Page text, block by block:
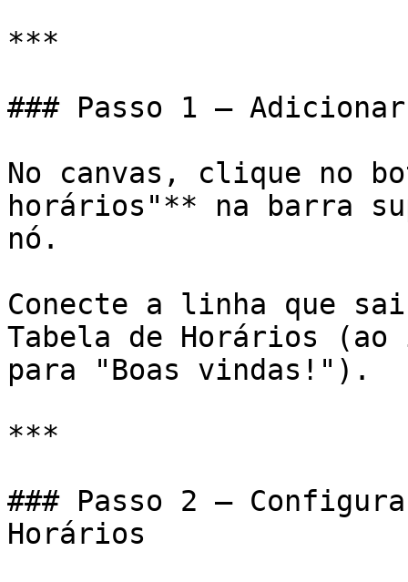
***
### Passo 1 —
No canvas, clique no
horários"** na barra
nó.
Conecte a linha que
Tabela de Horários
para "Boas vindas!").
***
### Passo 2 —
Horários